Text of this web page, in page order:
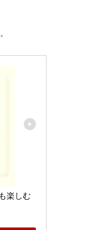
楽しむ